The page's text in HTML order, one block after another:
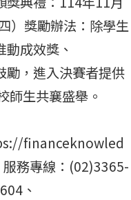
）獎勵辦法：除學生
成效獎、
勵，進入決賽者提供
師生共襄盛舉。
financeknowled
務專線：(02)3365-
、